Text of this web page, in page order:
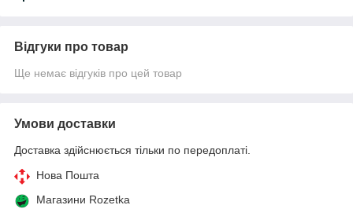
Відгуки про товар
Ще немає відгуків про цей товар
Умови доставки
Доставка здійснюється тільки по передоплаті.
Нова Пошта
Магазини Rozetka